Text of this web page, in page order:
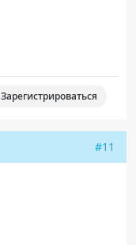
Зарегистрироваться
#11